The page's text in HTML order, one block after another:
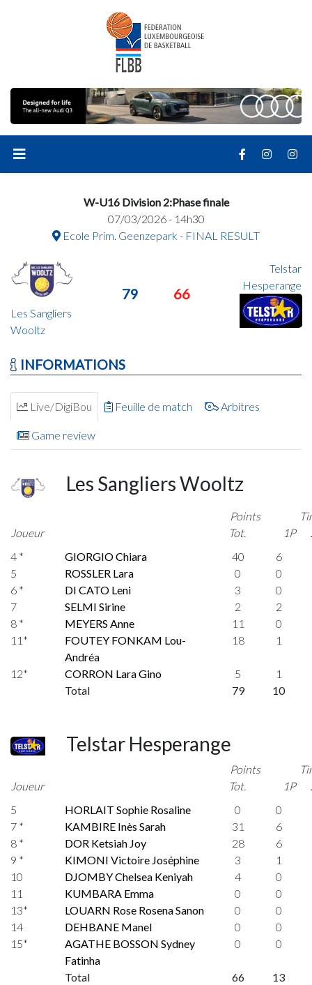
W-U16 Division 2:Phase finale
07/03/2026 - 14h30
Ecole Prim. Geenzepark - FINAL RESULT
Les Sangliers
Wooltz
79 66
Telstar
Hesperange
INFORMATIONS
Live/DigiBou Feuille de match Arbitres
Game review
Les Sangliers Wooltz
Joueur
Points
Tot.
1P
4 *
GIORGIO Chiara 40
6
5
ROSSLER Lara 0
0
6 *
DI CATO Leni 3
0
7
SELMI Sirine 2
2
8 *
MEYERS Anne 11
0
11*
FOUTEY FONKAM Lou-
Andréa
18 1
12* CORRON Lara Gino 5
1
Total
79 10
Telstar Hesperange
Joueur
Points
Tot.
1P
5
HORLAIT Sophie Rosaline 0
0
7 *
KAMBIRE Inès Sarah 31
6
8 *
DOR Ketsiah Joy 28
6
9 *
KIMONI Victoire Joséphine 3
1
10
DJOMBY Chelsea Keniyah 4
0
11
KUMBARA Emma 0
0
13*
LOUARN Rose Rosena Sanon 0
0
14
DEHBANE Manel 0
0
15*
AGATHE BOSSON Sydney
Fatinha
0 0
Total 66 13